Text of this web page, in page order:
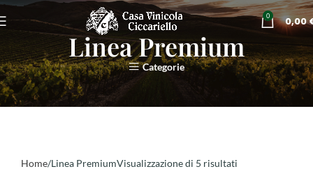
0 0,00
Linea Premium
Categorie
Home Linea PremiumVisualizzazione di 5 risultati